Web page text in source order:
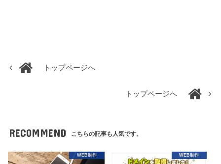
トップページへ
トップページへ
RECOMMEND こちらの記事も人気です。
WEB制作 WEB制作